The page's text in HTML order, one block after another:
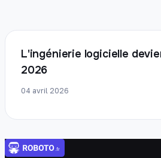
L'ingénierie logicielle
2026
04 avril 2026